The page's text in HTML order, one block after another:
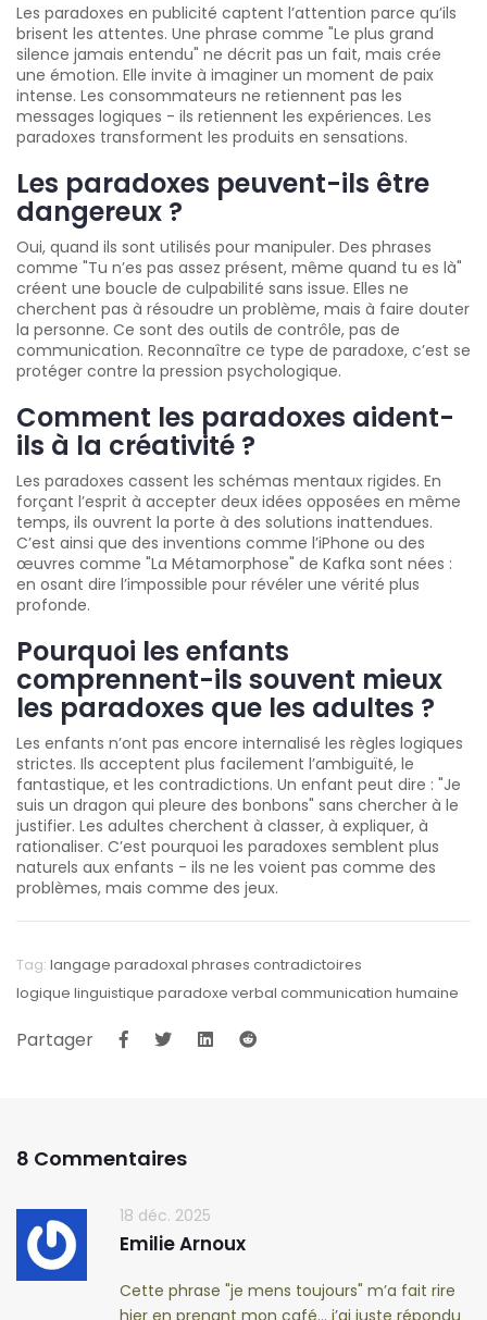
Les paradoxes en publicité captent l’attention parce qu’ils
brisent les attentes. Une phrase comme "Le plus grand
silence jamais entendu" ne décrit pas un fait, mais crée
une émotion. Elle invite à imaginer un moment de paix
intense. Les consommateurs ne retiennent pas les
messages logiques - ils retiennent les expériences. Les
paradoxes transforment les produits en sensations.
Les paradoxes peuvent-ils être
dangereux ?
Oui, quand ils sont utilisés pour manipuler. Des phrases
comme "Tu n’es pas assez présent, même quand tu es là"
créent une boucle de culpabilité sans issue. Elles ne
cherchent pas à résoudre un problème, mais à faire douter
la personne. Ce sont des outils de contrôle, pas de
communication. Reconnaître ce type de paradoxe, c’est se
protéger contre la pression psychologique.
Comment les paradoxes aident-
ils à la créativité ?
Les paradoxes cassent les schémas mentaux rigides. En
forçant l’esprit à accepter deux idées opposées en même
temps, ils ouvrent la porte à des solutions inattendues.
C’est ainsi que des inventions comme l’iPhone ou des
œuvres comme "La Métamorphose" de Kafka sont nées :
en osant dire l’impossible pour révéler une vérité plus
profonde.
Pourquoi les enfants
comprennent-ils souvent mieux
les paradoxes que les adultes ?
Les enfants n’ont pas encore internalisé les règles logiques
strictes. Ils acceptent plus facilement l’ambiguïté, le
fantastique, et les contradictions. Un enfant peut dire : "Je
suis un dragon qui pleure des bonbons" sans chercher à le
justifier. Les adultes cherchent à classer, à expliquer, à
rationaliser. C’est pourquoi les paradoxes semblent plus
naturels aux enfants - ils ne les voient pas comme des
problèmes, mais comme des jeux.
Tag: langage paradoxal phrases contradictoires
logique linguistique paradoxe verbal communication humaine
Partager
8 Commentaires
18 déc. 2025
Emilie Arnoux
Cette phrase "je mens toujours" m’a fait rire